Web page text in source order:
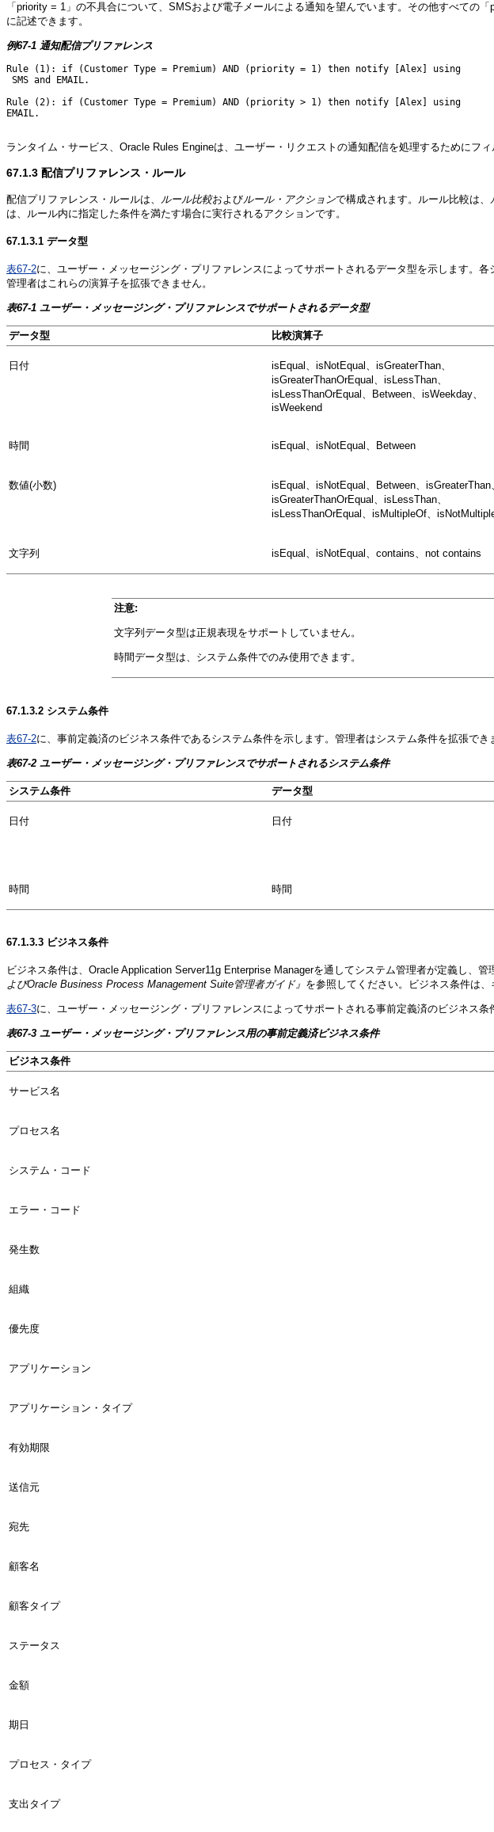
「priority = 1」の不具合について、SMSおよび電子メールによる通知を望んでいます。その他すべて
に記述できます。
例67-1 通知配信プリファレンス
Rule (1): if (Customer Type = Premium) AND (priority = 1) then notify [Alex] using
SMS and EMAIL.
Rule (2): if (Customer Type = Premium) AND (priority > 1) then notify [Alex] using
EMAIL.
ランタイム・サービス、Oracle Rules Engineは、ユーザー・リクエストの通知配信を処理するためにフィ
67.1.3 配信プリファレンス・ルール
配信プリファレンス・ルールは、 ルール比較およびルール・アクションで構成されます。ルール比較は、
は、ルール内に指定した条件を満たす場合に実行されるアクションです。
67.1.3.1 データ型
表67-2に、ユーザー・メッセージング・プリファレンスによってサポートされるデータ型を示します。
管理者はこれらの演算子を拡張できません。
表67-1 ユーザー・メッセージング・プリファレンスでサポートされるデータ型
データ型 比較演算子
日付
isEqual、isNotEqual、isGreaterThan、
isGreaterThanOrEqual、isLessThan、
isLessThanOrEqual、Between、isWeekday、
isWeekend
時間 isEqual、isNotEqual、Between
数値(小数)
isEqual、isNotEqual、Between、isGreaterThan
isGreaterThanOrEqual、isLessThan、
isLessThanOrEqual、isMultipleOf、
文字列 isEqual、isNotEqual、contains、not contains
注意:
文字列データ型は正規表現をサポートしていません。
時間データ型は、システム条件でのみ使用できます。
67.1.3.2 システム条件
表67-2に、事前定義済のビジネス条件であるシステム条件を示します。管理者はシステム条件を拡張でき
表67-2 ユーザー・メッセージング・プリファレンスでサポートされるシステム条件
システム条件 データ型
日付 日付
時間 時間
67.1.3.3 ビジネス条件
ビジネス条件は、Oracle Application Server11g Enterprise Managerを通してシステム管理者が定義し、
よびOracle Business Process Management Suite管理者ガイド』 を参照してください。ビジネス条件は
表67-3に、ユーザー・メッセージング・プリファレンスによってサポートされる事前定義済のビジネス条
表67-3 ユーザー・メッセージング・プリファレンス用の事前定義済ビジネス条件
ビジネス条件
サービス名
プロセス名
システム・コード
エラー・コード
発生数
組織
優先度
アプリケーション
アプリケーション・タイプ
有効期限
送信元
宛先
顧客名
顧客タイプ
ステータス
金額
期日
プロセス・タイプ
支出タイプ